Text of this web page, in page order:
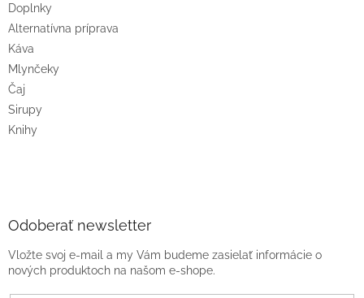
Doplnky
Alternatívna príprava
Káva
Mlynčeky
Čaj
Sirupy
Knihy
Odoberať newsletter
Vložte svoj e-mail a my Vám budeme zasielať informácie o
nových produktoch na našom e-shope.